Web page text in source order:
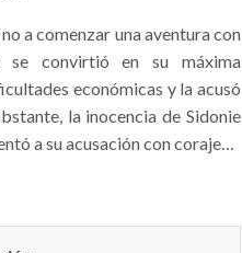
a comenzar una aventura con
se convirtió en su máxima
económicas y la acusó
la inocencia de Sidonie
a su acusación con coraje…